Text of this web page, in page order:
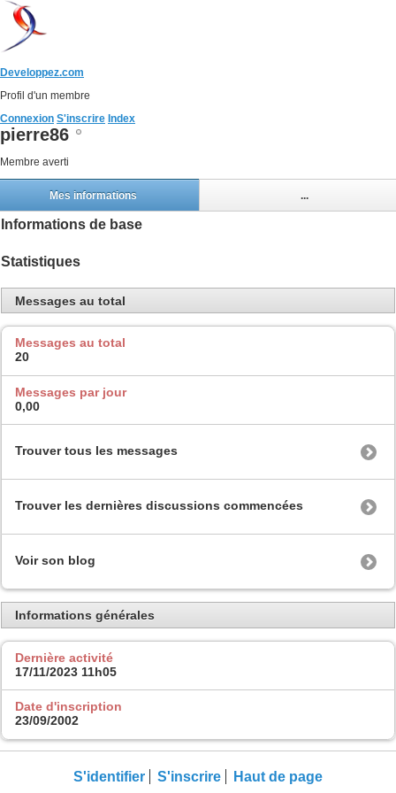
Developpez.com
Profil d'un membre
Connexion S'inscrire Index
pierre86
Membre averti
Mes informations ...
Informations de base
Statistiques
Messages au total
Messages au total
20
Messages par jour
0,00
Trouver tous les messages
Trouver les dernières discussions commencées
Voir son blog
Informations générales
Dernière activité
17/11/2023 11h05
Date d'inscription
23/09/2002
S'identifier S'inscrire Haut de page